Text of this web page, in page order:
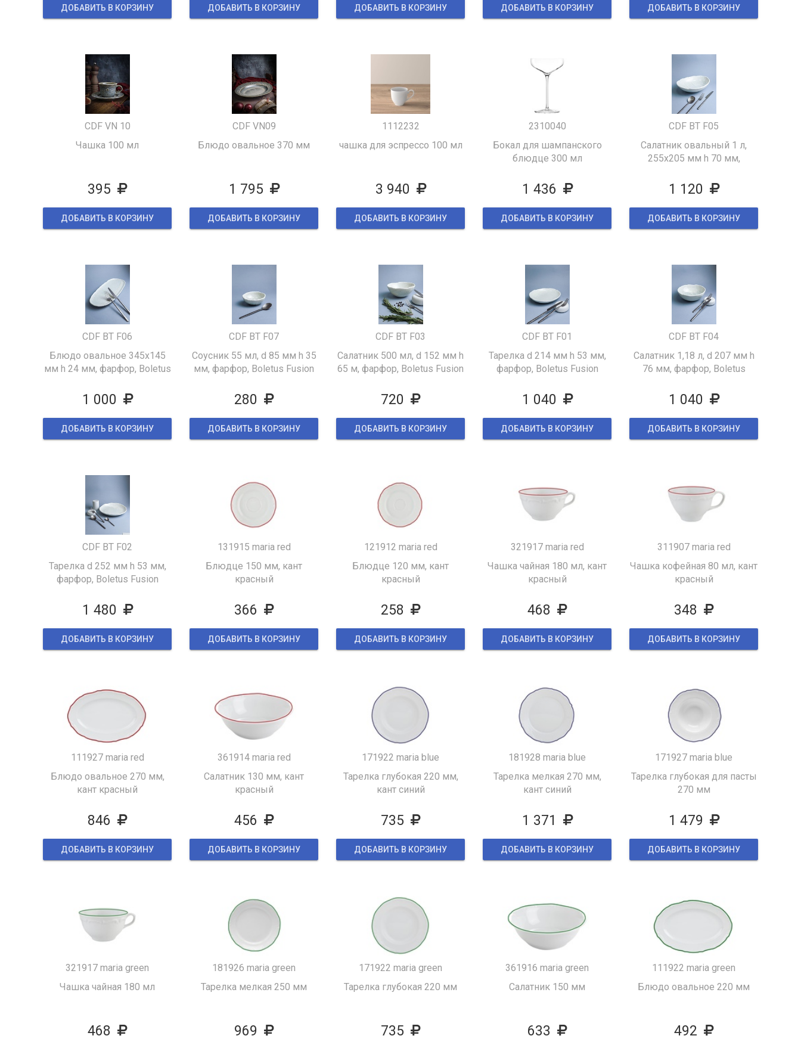
ДОБАВИТЬ В КОРЗИНУ ДОБАВИТЬ В КОРЗИНУ ДОБАВИТЬ В КОРЗИНУ ДОБАВИТЬ В КОРЗИНУ ДОБАВИТЬ В КОРЗИНУ
CDF VN 10
Чашка 100 мл
395
ДОБАВИТЬ В КОРЗИНУ
CDF VN09
Блюдо овальное 370 мм
1 795
ДОБАВИТЬ В КОРЗИНУ
1112232
чашка для эспрессо 100 мл
3 940
ДОБАВИТЬ В КОРЗИНУ
2310040
Бокал для шампанского
блюдце 300 мл
1 436
ДОБАВИТЬ В КОРЗИНУ
CDF BT F05
Салатник овальный 1 л,
255х205 мм h 70 мм,
1 120
ДОБАВИТЬ В КОРЗИНУ
CDF BT F06
Блюдо овальное 345х145
мм h 24 мм, фарфор, Boletus
1 000
ДОБАВИТЬ В КОРЗИНУ
CDF BT F07
Соусник 55 мл, d 85 мм h 35
мм, фарфор, Boletus Fusion
280
ДОБАВИТЬ В КОРЗИНУ
CDF BT F03
Салатник 500 мл, d 152 мм h
65 м, фарфор, Boletus Fusion
720
ДОБАВИТЬ В КОРЗИНУ
CDF BT F01
Тарелка d 214 мм h 53 мм,
фарфор, Boletus Fusion
1 040
ДОБАВИТЬ В КОРЗИНУ
CDF BT F04
Салатник 1,18 л, d 207 мм h
76 мм, фарфор, Boletus
1 040
ДОБАВИТЬ В КОРЗИНУ
CDF BT F02
Тарелка d 252 мм h 53 мм,
фарфор, Boletus Fusion
1 480
ДОБАВИТЬ В КОРЗИНУ
131915 maria red
Блюдце 150 мм, кант
красный
366
ДОБАВИТЬ В КОРЗИНУ
121912 maria red
Блюдце 120 мм, кант
красный
258
ДОБАВИТЬ В КОРЗИНУ
321917 maria red
Чашка чайная 180 мл, кант
красный
468
ДОБАВИТЬ В КОРЗИНУ
311907 maria red
Чашка кофейная 80 мл, кант
красный
348
ДОБАВИТЬ В КОРЗИНУ
111927 maria red
Блюдо овальное 270 мм,
кант красный
846
ДОБАВИТЬ В КОРЗИНУ
361914 maria red
Салатник 130 мм, кант
красный
456
ДОБАВИТЬ В КОРЗИНУ
171922 maria blue
Тарелка глубокая 220 мм,
кант синий
735
ДОБАВИТЬ В КОРЗИНУ
181928 maria blue
Тарелка мелкая 270 мм,
кант синий
1 371
ДОБАВИТЬ В КОРЗИНУ
171927 maria blue
Тарелка глубокая для пасты
270 мм
1 479
ДОБАВИТЬ В КОРЗИНУ
321917 maria green
Чашка чайная 180 мл
468
181926 maria green
Тарелка мелкая 250 мм
969
171922 maria green
Тарелка глубокая 220 мм
735
361916 maria green
Салатник 150 мм
633
111922 maria green
Блюдо овальное 220 мм
492